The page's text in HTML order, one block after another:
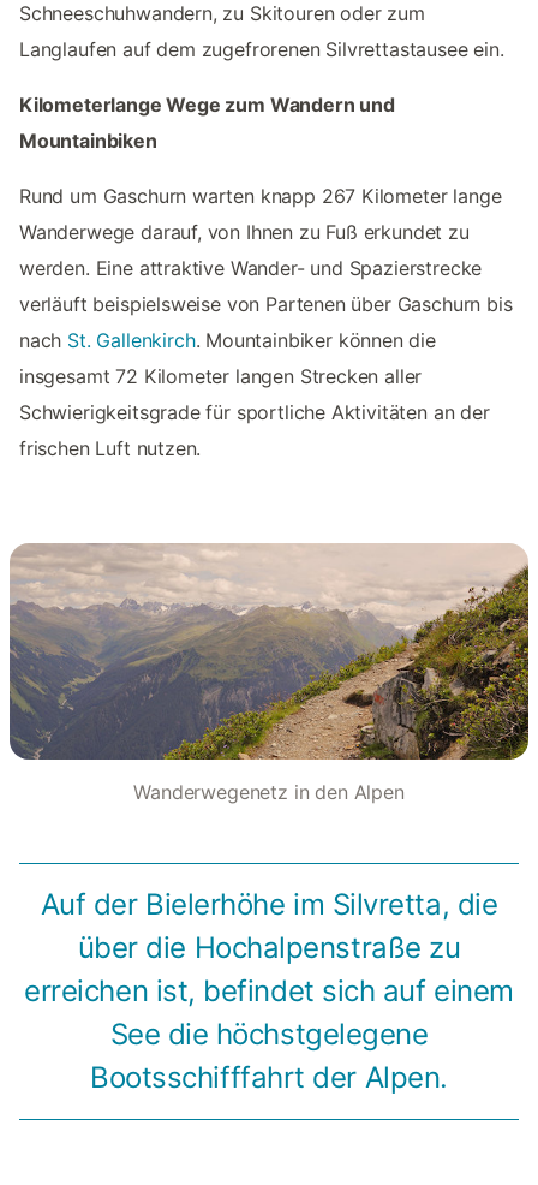
Schneeschuhwandern, zu Skitouren oder zum
Langlaufen auf dem zugefrorenen Silvrettastausee ein.
Kilometerlange Wege zum Wandern und
Mountainbiken
Rund um Gaschurn warten knapp 267 Kilometer lange
Wanderwege darauf, von Ihnen zu Fuß erkundet zu
werden. Eine attraktive Wander- und Spazierstrecke
verläuft beispielsweise von Partenen über Gaschurn bis
nach St. Gallenkirch. Mountainbiker können die
insgesamt 72 Kilometer langen Strecken aller
Schwierigkeitsgrade für sportliche Aktivitäten an der
frischen Luft nutzen.
Wanderwegenetz in den Alpen
Auf der Bielerhöhe im Silvretta, die
über die Hochalpenstraße zu
erreichen ist, befindet sich auf einem
See die höchstgelegene
Bootsschifffahrt der Alpen.